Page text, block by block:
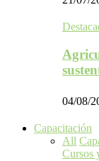
04/08/
Capacitación
All
Cursos